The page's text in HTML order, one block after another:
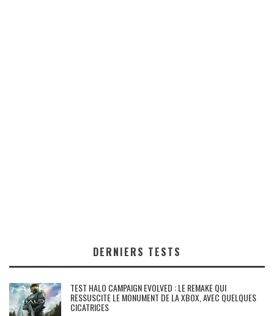
DERNIERS TESTS
TEST HALO CAMPAIGN EVOLVED : LE REMAKE QUI
RESSUSCITE LE MONUMENT DE LA XBOX, AVEC QUELQUES
CICATRICES